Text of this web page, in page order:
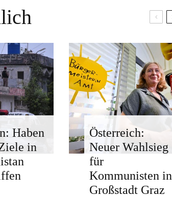
Haben
in
Österreich:
Neuer Wahlsieg
für
Kommunisten in
Großstadt Graz